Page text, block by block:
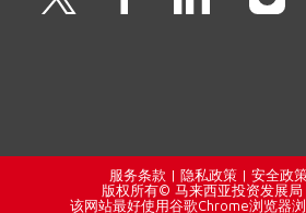
服务条款 |隐私政策 |安全政
版权所有© 马来西亚投资发展局
该网站最好使用谷歌Chrome浏览器